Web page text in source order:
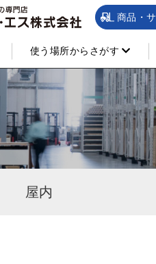
商品・
使う場所からさがす
屋内